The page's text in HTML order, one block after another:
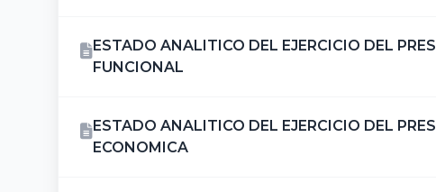
ESTADO ANALITICO DEL EJERCICIO DEL
FUNCIONAL
ESTADO ANALITICO DEL EJERCICIO DEL
ECONOMICA